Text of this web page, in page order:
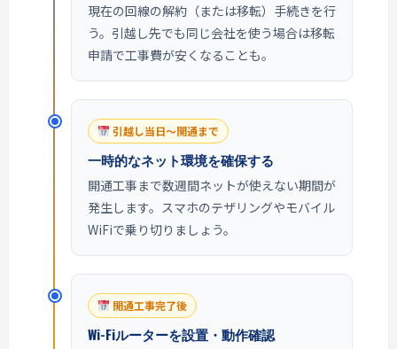
現在の回線の解約（または移転）手続きを行
う。引越し先でも同じ会社を使う場合は移転
申請で工事費が安くなることも。
引越し当日〜開通まで
一時的なネット環境を確保する
開通工事まで数週間ネットが使えない期間が
発生します。スマホのテザリングやモバイル
WiFiで乗り切りましょう。
開通工事完了後
Wi-Fiルーターを設置・動作確認